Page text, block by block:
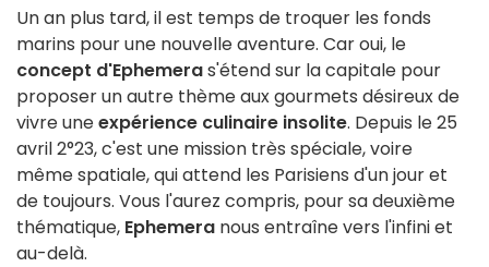
Un an plus tard, il est temps de troquer les fonds
marins pour une nouvelle aventure. Car oui, le
concept d'Ephemeras'étend sur la capitale pour
proposer un autre thème aux gourmets désireux de
vivre uneexpérience culinaire insolite. Depuis le 25
avril 2°23, c'est une mission très spéciale, voire
même spatiale, qui attend les Parisiens d'un jour et
de toujours. Vous l'aurez compris, pour sa deuxième
thématique, Ephemera nous entraîne vers l'infini et
au-delà.